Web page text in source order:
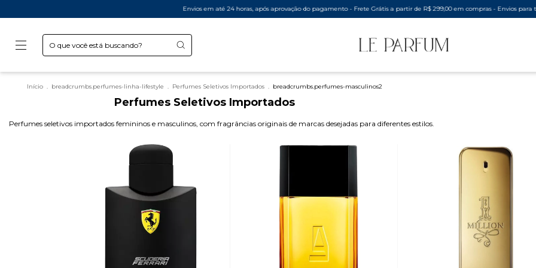
Envios em até 24 horas, após aprovação do pagamento - Frete Grátis a partir de R$ 299,00 em compras - Envios para todo o Brasil, todos os
Início . breadcrumbs.perfumes-linha-lifestyle . Perfumes Seletivos Importados . breadcrumbs.perfumes-masculinos2
Perfumes Seletivos Importados
Perfumes seletivos importados femininos e masculinos, com fragrâncias originais de marcas desejadas para diferentes estilos.